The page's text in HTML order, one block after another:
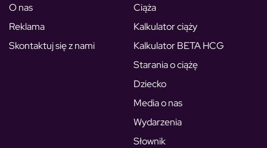
O nas
Reklama
Skontaktuj się z nami
Ciąża
Kalkulator ciąży
Kalkulator BETA HCG
Starania o ciążę
Dziecko
Media o nas
Wydarzenia
Słownik